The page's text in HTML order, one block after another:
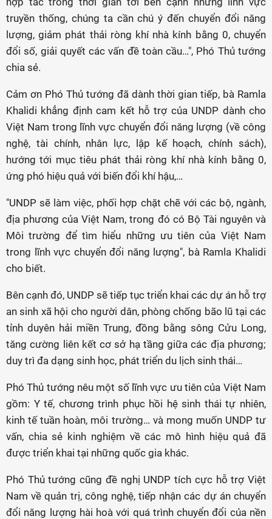
truyền thống, chúng ta cần chú ý đến chuyển đổi năng
lượng, giảm phát thải ròng khí nhà kính bằng 0, chuyển
đổi số, giải quyết các vấn đề toàn cầu…", Phó Thủ tướng
chia sẻ.
Cảm ơn Phó Thủ tướng đã dành thời gian tiếp, bà Ramla
Khalidi khẳng định cam kết hỗ trợ của UNDP dành cho
Việt Nam trong lĩnh vực chuyển đổi năng lượng (về công
nghệ, tài chính, nhân lực, lập kế hoạch, chính sách),
hướng tới mục tiêu phát thải ròng khí nhà kính bằng 0,
ứng phó hiệu quả với biến đổi khí hậu,…
"UNDP sẽ làm việc, phối hợp chặt chẽ với các bộ, ngành,
địa phương của Việt Nam, trong đó có Bộ Tài nguyên và
Môi trường để tìm hiểu những ưu tiên của Việt Nam
trong lĩnh vực chuyển đổi năng lượng", bà Ramla Khalidi
cho biết.
Bên cạnh đó, UNDP sẽ tiếp tục triển khai các dự án hỗ trợ
an sinh xã hội cho người dân, phòng chống bão lũ tại các
tỉnh duyên hải miền Trung, đồng bằng sông Cửu Long,
tăng cường liên kết cơ sở hạ tầng giữa các địa phương;
duy trì đa dạng sinh học, phát triển du lịch sinh thái…
Phó Thủ tướng nêu một số lĩnh vực ưu tiên của Việt Nam
gồm: Y tế, chương trình phục hồi hệ sinh thái tự nhiên,
kinh tế tuần hoàn, môi trường… và mong muốn UNDP tư
vấn, chia sẻ kinh nghiệm về các mô hình hiệu quả đã
được triển khai tại những quốc gia khác.
Phó Thủ tướng cũng đề nghị UNDP tích cực hỗ trợ Việt
Nam về quản trị, công nghệ, tiếp nhận các dự án chuyển
đổi năng lượng hài hoà với quá trình chuyển đổi của nền